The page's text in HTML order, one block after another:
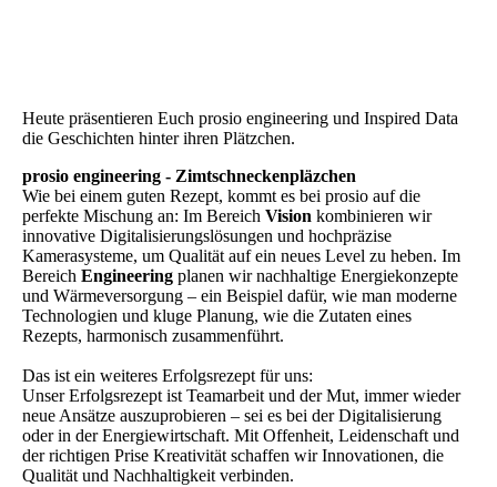
Heute präsentieren Euch prosio engineering und Inspired Data
die Geschichten hinter ihren Plätzchen.
prosio engineering - Zimtschneckenpläzchen
Wie bei einem guten Rezept, kommt es bei prosio auf die
perfekte Mischung an: Im Bereich Vision kombinieren wir
innovative Digitalisierungslösungen und hochpräzise
Kamerasysteme, um Qualität auf ein neues Level zu heben. Im
Bereich Engineering planen wir nachhaltige Energiekonzepte
und Wärmeversorgung – ein Beispiel dafür, wie man moderne
Technologien und kluge Planung, wie die Zutaten eines
Rezepts, harmonisch zusammenführt.
Das ist ein weiteres Erfolgsrezept für uns:
Unser Erfolgsrezept ist Teamarbeit und der Mut, immer wieder
neue Ansätze auszuprobieren – sei es bei der Digitalisierung
oder in der Energiewirtschaft. Mit Offenheit, Leidenschaft und
der richtigen Prise Kreativität schaffen wir Innovationen, die
Qualität und Nachhaltigkeit verbinden.